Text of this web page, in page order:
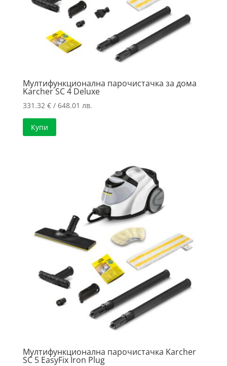
Мултифункционална парочистачка за дома
Karcher SC 4 Deluxe
331.32 €/ 648.01 лв.
Купи
Мултифункционална парочистачка Karcher
SC 5 EasyFix Iron Plug